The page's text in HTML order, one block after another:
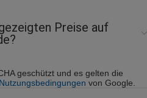
Preise auf
geschützt und es gelten die
Nutzungsbedingungen von Google.